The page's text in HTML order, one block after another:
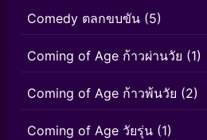
Comedy ตลกขบขัน (5)
Coming of Age ก้าวผ่านวัย (1)
Coming of Age ก้าวพ้นวัย (2)
Coming of Age วัยรุ่น (1)